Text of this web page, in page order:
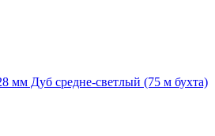
мм Дуб средне-светлый (75 м бухта)